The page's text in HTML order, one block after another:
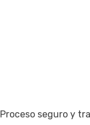
Proceso seguro y